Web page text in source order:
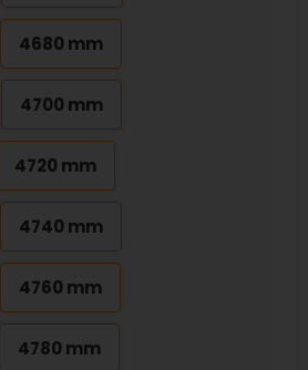
4680 mm
4700 mm
4720 mm
4740 mm
4760 mm
4780 mm